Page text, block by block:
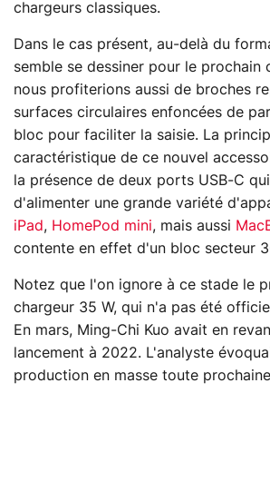
chargeurs classiques.
Dans le cas présent, au-delà du
semble se dessiner pour le prochain
nous profiterions aussi de broches
surfaces circulaires enfoncées de
bloc pour faciliter la saisie. La
caractéristique de ce nouvel
la présence de deux ports USB-C
d'alimenter une grande variété
iPad, HomePod mini, mais aussi
contente en effet d'un bloc secteur
Notez que l'on ignore à ce stade le
chargeur 35 W, qui n'a pas été
En mars, Ming-Chi Kuo avait en
lancement à 2022. L'analyste
production en masse toute